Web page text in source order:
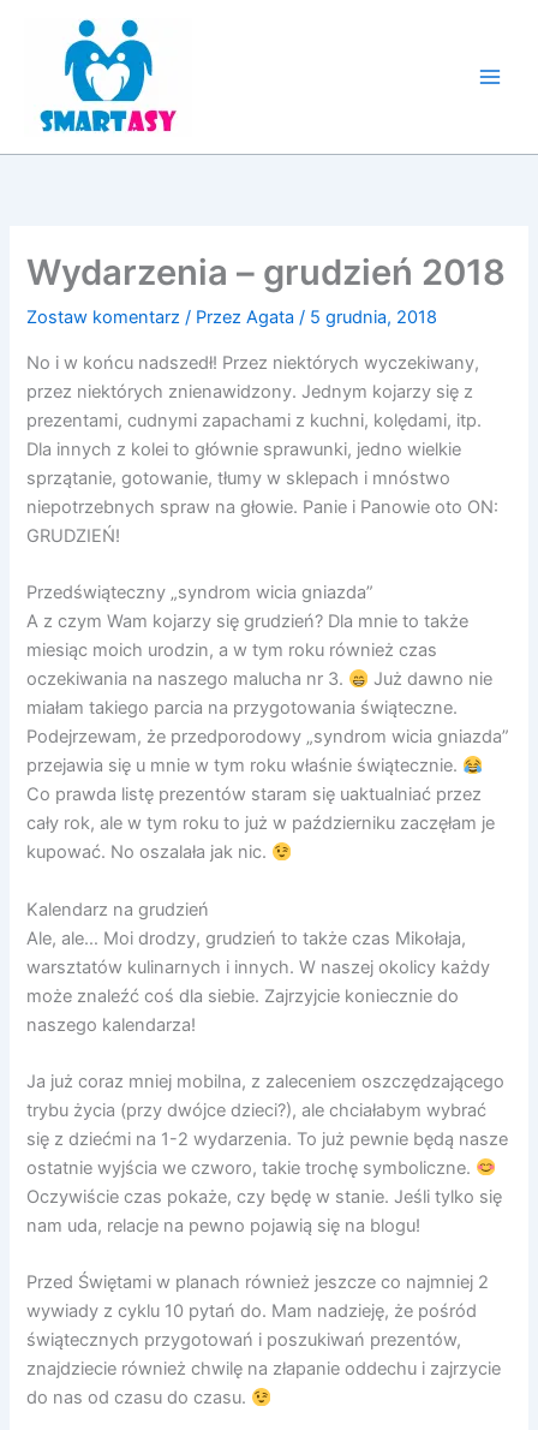
Wydarzenia – grudzień 2018
Zostaw komentarz / PrzezAgata/ 5 grudnia, 2018
No i w końcu nadszedł! Przez niektórych wyczekiwany,
przez niektórych znienawidzony. Jednym kojarzy się z
prezentami, cudnymi zapachami z kuchni, kolędami, itp.
Dla innych z kolei to głównie sprawunki, jedno wielkie
sprzątanie, gotowanie, tłumy w sklepach i mnóstwo
niepotrzebnych spraw na głowie. Panie i Panowie oto ON:
GRUDZIEŃ!
Przedświąteczny „syndrom wicia gniazda”
A z czym Wam kojarzy się grudzień? Dla mnie to także
miesiąc moich urodzin, a w tym roku również czas
oczekiwania na naszego malucha nr 3.
Już dawno nie
miałam takiego parcia na przygotowania świąteczne.
Podejrzewam, że przedporodowy „syndrom wicia gniazda”
przejawia się u mnie w tym roku właśnie świątecznie.
Co prawda listę prezentów staram się uaktualniać przez
cały rok, ale w tym roku to już w październiku zaczęłam je
kupować. No oszalała jak nic.
Kalendarz na grudzień
Ale, ale… Moi drodzy, grudzień to także czas Mikołaja,
warsztatów kulinarnych i innych. W naszej okolicy każdy
może znaleźć coś dla siebie. Zajrzyjcie koniecznie do
naszego kalendarza!
Ja już coraz mniej mobilna, z zaleceniem oszczędzającego
trybu życia (przy dwójce dzieci?), ale chciałabym wybrać
się z dziećmi na 1-2 wydarzenia. To już pewnie będą nasze
ostatnie wyjścia we czworo, takie trochę symboliczne.
Oczywiście czas pokaże, czy będę w stanie. Jeśli tylko się
nam uda, relacje na pewno pojawią się na blogu!
Przed Świętami w planach również jeszcze co najmniej 2
wywiady z cyklu 10 pytań do. Mam nadzieję, że pośród
świątecznych przygotowań i poszukiwań prezentów,
znajdziecie również chwilę na złapanie oddechu i zajrzycie
do nas od czasu do czasu.